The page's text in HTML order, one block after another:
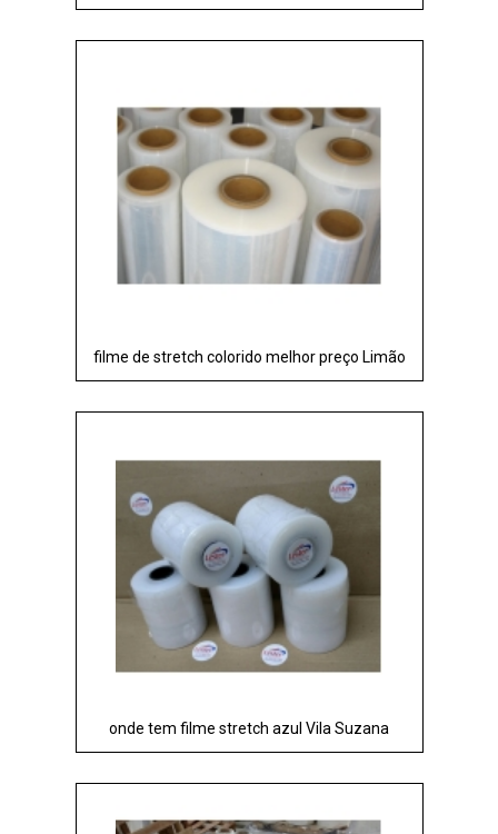
filme de stretch colorido melhor preço Limão
onde tem filme stretch azul Vila Suzana